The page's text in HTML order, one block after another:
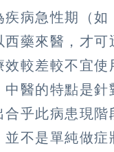
疾病急性期（如
西藥來醫，才可
效較差較不宜使
中醫的特點是針
合乎此病患現階
不是單純做症